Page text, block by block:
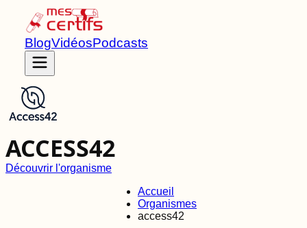
BlogVidéosPodcasts
ACCESS42
Découvrir l'organisme
Accueil
Organismes
access42